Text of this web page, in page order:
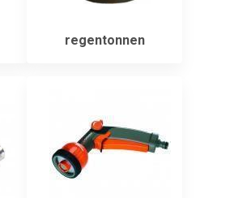
regentonnen